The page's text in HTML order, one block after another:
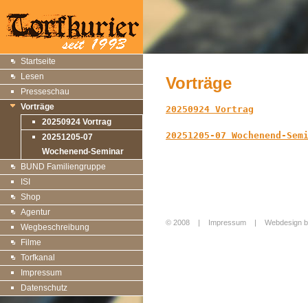
Startseite
Lesen
Presseschau
Vorträge
20250924 Vortrag
20251205-07
Wochenend-Seminar
BUND Familiengruppe
ISI
Shop
Agentur
Wegbeschreibung
Filme
Torfkanal
Impressum
Datenschutz
Vorträge
20250924 Vortrag
20251205-07 Wochenend-
© 2008 | Impressum Webdesign